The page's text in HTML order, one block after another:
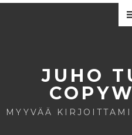
JUHO
MYYVÄÄ